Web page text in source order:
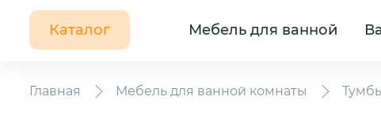
Каталог Мебель для ванной
Главная Мебель для ванной комнаты